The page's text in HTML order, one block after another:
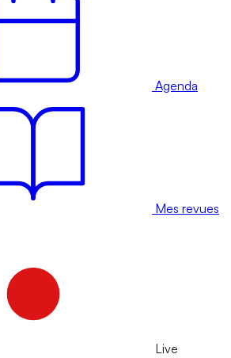
Agenda
Mes revues
Live